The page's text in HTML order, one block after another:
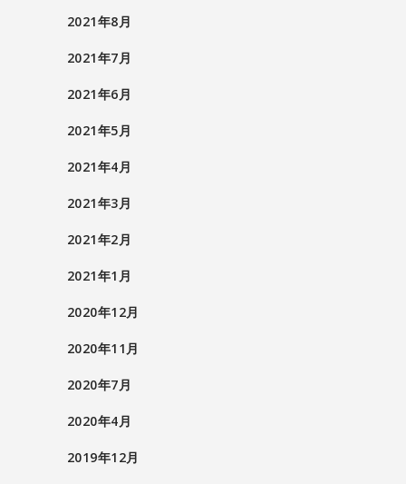
2021年8月
2021年7月
2021年6月
2021年5月
2021年4月
2021年3月
2021年2月
2021年1月
2020年12月
2020年11月
2020年7月
2020年4月
2019年12月